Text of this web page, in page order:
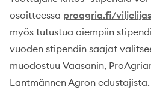
osoitteessa proagria.fi/
myös tutustua aiempiin
vuoden stipendin saajat
muodostuu Vaasanin,
Lantmännen Agron